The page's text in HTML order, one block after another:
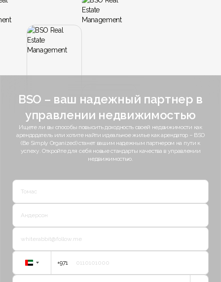
BSO – ваш надежный партнер в
управлении недвижимостью
Ищете ли вы способы повысить доходность своей недвижимости как
арендодатель или хотите найти идеальное жилье как арендатор – BSO
(Be Simply Organized) станет вашим надежным партнером на пути к
успеху. Откройте для себя новые стандарты качества в управлении
недвижимостью.
United
Arab
+971